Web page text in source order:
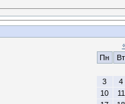
Пн
Вт
3
4
10
11